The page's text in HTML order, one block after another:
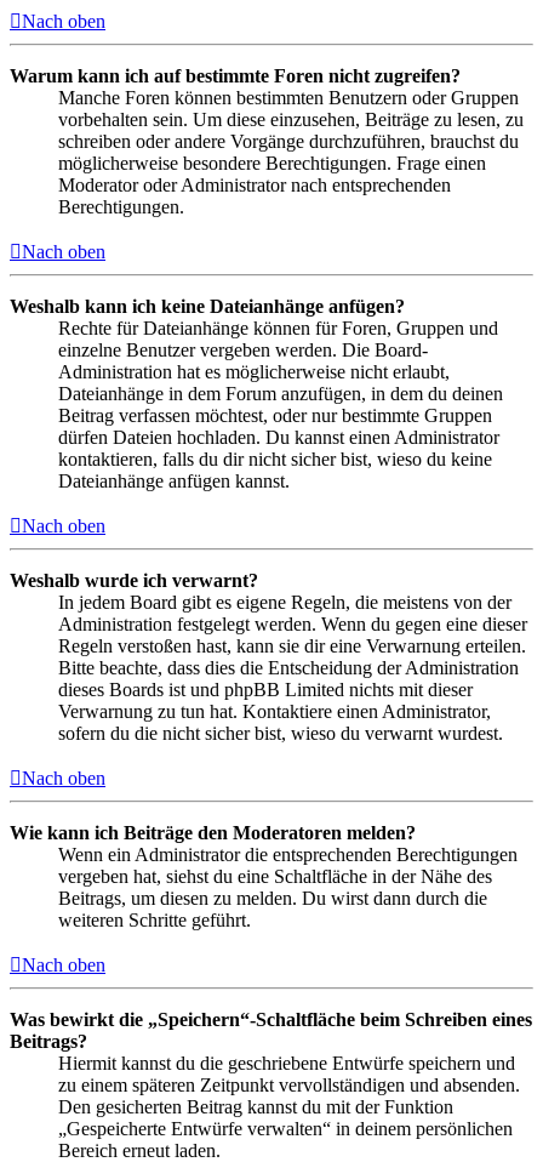
Nach oben
Warum kann ich auf bestimmte Foren nicht zugreifen?
Manche Foren können bestimmten Benutzern oder Gruppen
vorbehalten sein. Um diese einzusehen, Beiträge zu lesen, zu
schreiben oder andere Vorgänge durchzuführen, brauchst du
möglicherweise besondere Berechtigungen. Frage einen
Moderator oder Administrator nach entsprechenden
Berechtigungen.
Nach oben
Weshalb kann ich keine Dateianhänge anfügen?
Rechte für Dateianhänge können für Foren, Gruppen und
einzelne Benutzer vergeben werden. Die Board-
Administration hat es möglicherweise nicht erlaubt,
Dateianhänge in dem Forum anzufügen, in dem du deinen
Beitrag verfassen möchtest, oder nur bestimmte Gruppen
dürfen Dateien hochladen. Du kannst einen Administrator
kontaktieren, falls du dir nicht sicher bist, wieso du keine
Dateianhänge anfügen kannst.
Nach oben
Weshalb wurde ich verwarnt?
In jedem Board gibt es eigene Regeln, die meistens von der
Administration festgelegt werden. Wenn du gegen eine dieser
Regeln verstoßen hast, kann sie dir eine Verwarnung erteilen.
Bitte beachte, dass dies die Entscheidung der Administration
dieses Boards ist und phpBB Limited nichts mit dieser
Verwarnung zu tun hat. Kontaktiere einen Administrator,
sofern du die nicht sicher bist, wieso du verwarnt wurdest.
Nach oben
Wie kann ich Beiträge den Moderatoren melden?
Wenn ein Administrator die entsprechenden Berechtigungen
vergeben hat, siehst du eine Schaltfläche in der Nähe des
Beitrags, um diesen zu melden. Du wirst dann durch die
weiteren Schritte geführt.
Nach oben
Was bewirkt die „Speichern“-Schaltfläche beim Schreiben eines
Beitrags?
Hiermit kannst du die geschriebene Entwürfe speichern und
zu einem späteren Zeitpunkt vervollständigen und absenden.
Den gesicherten Beitrag kannst du mit der Funktion
„Gespeicherte Entwürfe verwalten“ in deinem persönlichen
Bereich erneut laden.